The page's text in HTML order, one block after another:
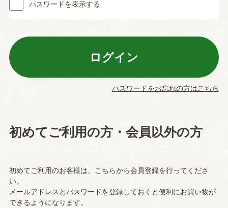
パスワードを表示する
パスワードをお忘れの方はこちら
初めてご利用の方・会員以外の方
初めてご利用のお客様は、こちらから会員登録を行ってくださ
い。
メールアドレスとパスワードを登録しておくと便利にお買い物が
できるようになります。